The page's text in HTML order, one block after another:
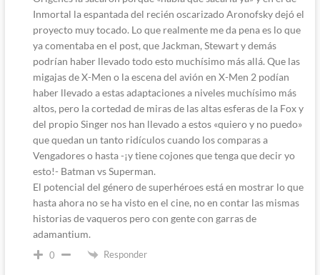
Inmortal la espantada del recién oscarizado Aronofsky dejó el
proyecto muy tocado. Lo que realmente me da pena es lo que
ya comentaba en el post, que Jackman, Stewart y demás
podrían haber llevado todo esto muchísimo más allá. Que las
migajas de X-Men o la escena del avión en X-Men 2 podían
haber llevado a estas adaptaciones a niveles muchísimo más
altos, pero la cortedad de miras de las altas esferas de la Fox y
del propio Singer nos han llevado a estos «quiero y no puedo»
que quedan un tanto ridículos cuando los comparas a
Vengadores o hasta -¡y tiene cojones que tenga que decir yo
esto!- Batman vs Superman.
El potencial del género de superhéroes está en mostrar lo que
hasta ahora no se ha visto en el cine, no en contar las mismas
historias de vaqueros pero con gente con garras de
adamantium.
0 Responder